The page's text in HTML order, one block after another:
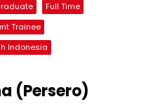
Full Time
Trainee
Indonesia
(Persero)